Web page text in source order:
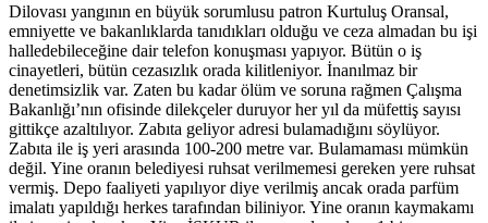
Dilovası yangının en büyük sorumlusu patron Kurtuluş Oransal,
emniyette ve bakanlıklarda tanıdıkları olduğu ve ceza almadan bu işi
halledebileceğine dair telefon konuşması yapıyor. Bütün o iş
cinayetleri, bütün cezasızlık orada kilitleniyor. İnanılmaz bir
denetimsizlik var. Zaten bu kadar ölüm ve soruna rağmen Çalışma
Bakanlığı’nın ofisinde dilekçeler duruyor her yıl da müfettiş sayısı
gittikçe azaltılıyor. Zabıta geliyor adresi bulamadığını söylüyor.
Zabıta ile iş yeri arasında 100-200 metre var. Bulamaması mümkün
değil. Yine oranın belediyesi ruhsat verilmemesi gereken yere ruhsat
vermiş. Depo faaliyeti yapılıyor diye verilmiş ancak orada parfüm
imalatı yapıldığı herkes tarafından biliniyor. Yine oranın kaymakamı